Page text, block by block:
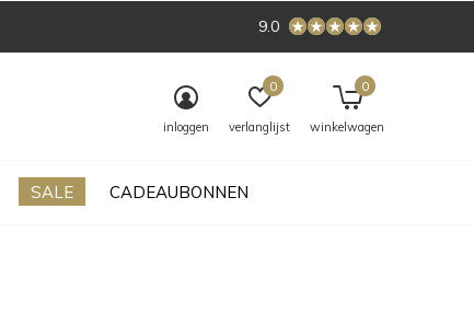
SALE CADEAUBONNEN
inloggen verlanglijst
0
winkelwagen
0
9.0